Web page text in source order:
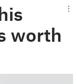
worth